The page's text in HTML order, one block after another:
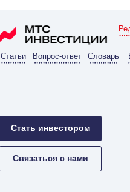
Статьи Вопрос-ответ Словарь
Стать инвестором
Связаться с нами